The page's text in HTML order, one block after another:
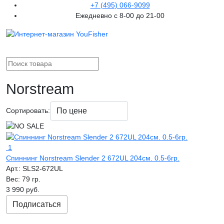
+7 (495) 066-9099
Ежедневно с 8-00 до 21-00
Norstream
Сортировать:
1
Спиннинг Norstream Slender 2 672UL 204см. 0.5-6гр.
Арт.: SLS2-672UL
Вес: 79 гр.
3 990 руб.
Подписаться